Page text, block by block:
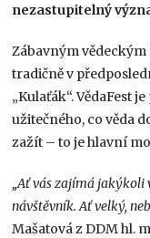
nezastupitelný
Zábavným
tradičně v
„Kulaťák“. VědaFest
užitečného, co věda
zažít – to je hlavní
„Ať vás zajímá jakýkoli
návštěvník. Ať velký,
Mašatová z DDM hl.